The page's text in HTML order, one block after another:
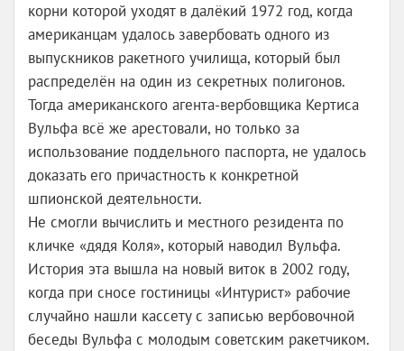
корни которой уходят в далёкий 1972 год, когда
американцам удалось завербовать одного из
выпускников ракетного училища, который был
распределён на один из секретных полигонов.
Тогда американского агента-вербовщика Кертиса
Вульфа всё же арестовали, но только за
использование поддельного паспорта, не удалось
доказать его причастность к конкретной
шпионской деятельности.
Не смогли вычислить и местного резидента по
кличке «дядя Коля», который наводил Вульфа.
История эта вышла на новый виток в 2002 году,
когда при сносе гостиницы «Интурист» рабочие
случайно нашли кассету с записью вербовочной
беседы Вульфа с молодым советским ракетчиком.